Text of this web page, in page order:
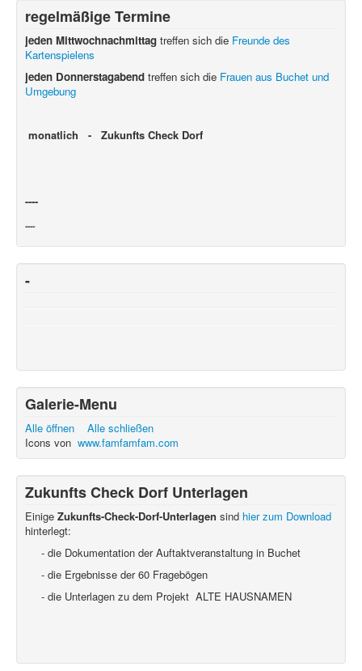
regelmäßige Termine
jeden Mittwochnachmittag treffen sich die Freunde des
Kartenspielens
jeden Donnerstagabend treffen sich die Frauen aus Buchet und
Umgebung
monatlich - Zukunfts Check Dorf
----
----
-
Galerie-Menu
Alle öffnen
Alle schließen
Icons von www.famfamfam.com
Zukunfts Check Dorf Unterlagen
Einige Zukunfts-Check-Dorf-Unterlagen sind hier zum Download
hinterlegt:
- die Dokumentation der Auftaktveranstaltung in Buchet
- die Ergebnisse der 60 Fragebögen
- die Unterlagen zu dem Projekt ALTE HAUSNAMEN